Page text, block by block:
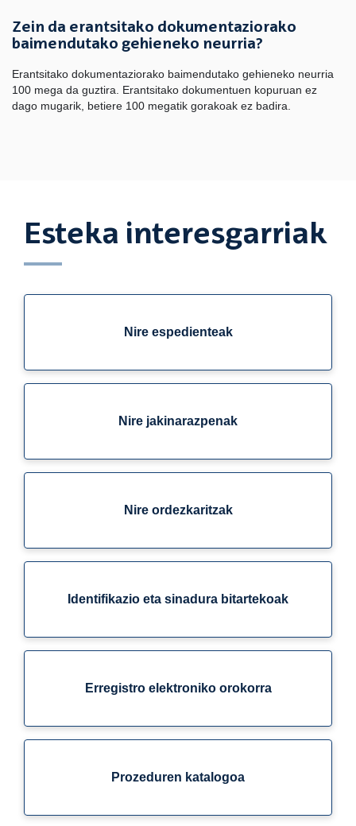
Zein da erantsitako dokumentaziorako
baimendutako gehieneko neurria?
Erantsitako dokumentaziorako baimendutako gehieneko neurria
100 mega da guztira. Erantsitako dokumentuen kopuruan ez
dago mugarik, betiere 100 megatik gorakoak ez badira.
Esteka interesgarriak
Nire espedienteak
Nire jakinarazpenak
Nire ordezkaritzak
Identifikazio eta sinadura bitartekoak
Erregistro elektroniko orokorra
Prozeduren katalogoa